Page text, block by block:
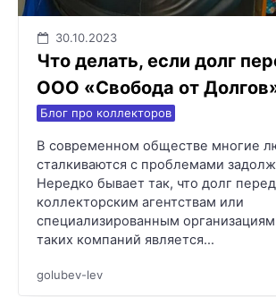
30.10.2023
Что делать, если долг
ООО «Свобода от
Блог про коллекторов
В современном обществе многие
сталкиваются с проблемами
Нередко бывает так, что долг
коллекторским агентствам или
специализированным
таких компаний является…
golubev-lev